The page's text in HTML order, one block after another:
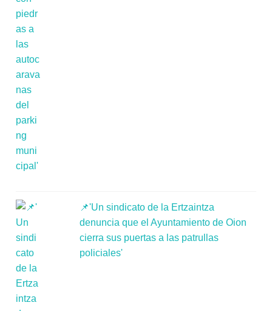
📌'Un sindicato de la Ertzaintza
denuncia que el Ayuntamiento de Oion
cierra sus puertas a las patrullas
policiales'